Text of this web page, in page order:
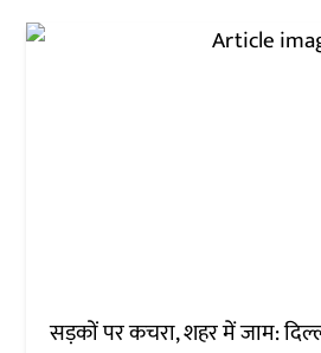
सड़कों पर कचरा, शहर में जाम: